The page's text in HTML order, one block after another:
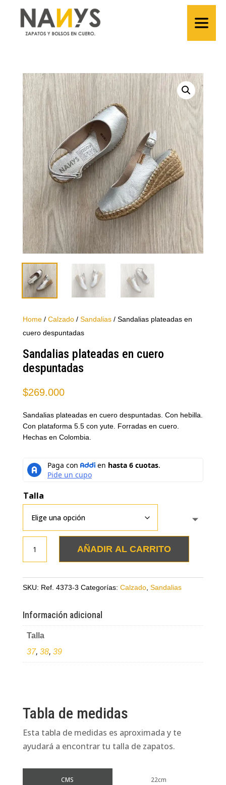
Home/ Calzado/ Sandalias/ Sandalias plateadas en
cuero despuntadas
Sandalias plateadas en cuero
despuntadas
$269.000
Sandalias plateadas en cuero despuntadas. Con hebilla.
Con plataforma 5.5 con yute. Forradas en cuero.
Hechas en Colombia.
Talla
cuero
cantidad
AÑADIR AL CARRITO
SKU: Ref. 4373-3 Categorías: Calzado, Sandalias
Información adicional
Talla
37, 38, 39
Tabla de medidas
Esta tabla de medidas es aproximada y te
ayudará a encontrar tu talla de zapatos.
CMS 22cm